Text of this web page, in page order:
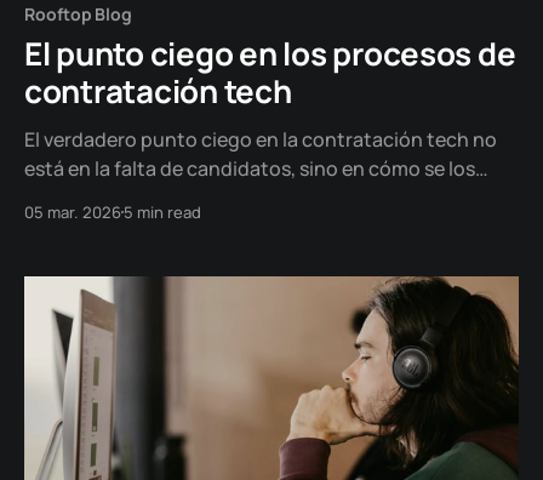
Rooftop Blog
El punto ciego en los procesos de
contratación tech
El verdadero punto ciego en la contratación tech no
está en la falta de candidatos, sino en cómo se los
y rankear según fit real cambia la calidad del resultado.
05 mar. 20265 min read